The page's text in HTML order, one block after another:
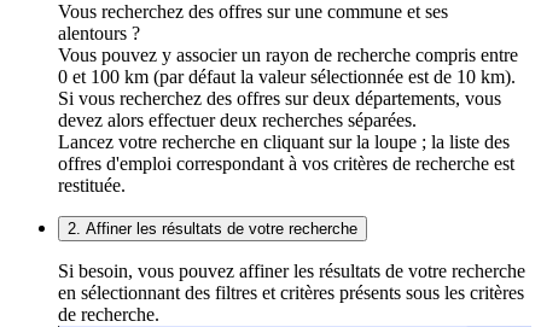
Vous recherchez des offres sur une commune et ses
alentours ?
Vous pouvez y associer un rayon de recherche compris entre
0 et 100 km (par défaut la valeur sélectionnée est de 10 km).
Si vous recherchez des offres sur deux départements, vous
devez alors effectuer deux recherches séparées.
Lancez votre recherche en cliquant sur la loupe ; la liste des
offres d'emploi correspondant à vos critères de recherche est
restituée.
2. Affiner les résultats de votre recherche
Si besoin, vous pouvez affiner les résultats de votre recherche
en sélectionnant des filtres et critères présents sous les critères
de recherche.